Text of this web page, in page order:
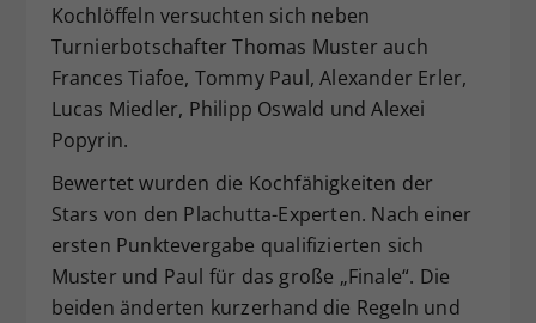
Kochlöffeln versuchten sich neben
Turnierbotschafter Thomas Muster auch
Frances Tiafoe, Tommy Paul, Alexander Erler,
Lucas Miedler, Philipp Oswald und Alexei
Popyrin.
Bewertet wurden die Kochfähigkeiten der
Stars von den Plachutta-Experten. Nach einer
ersten Punktevergabe qualifizierten sich
Muster und Paul für das große „Finale“. Die
beiden änderten kurzerhand die Regeln und